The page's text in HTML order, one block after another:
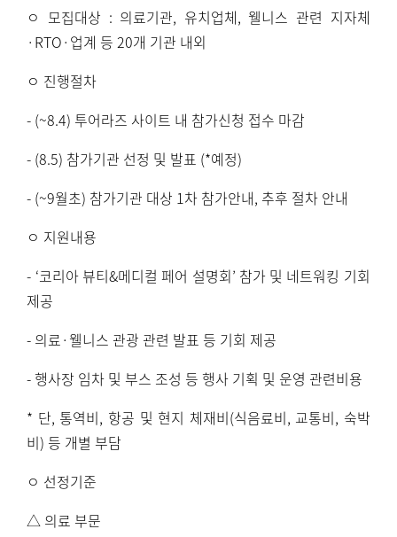
ㅇ 모집대상 : 의료기관, 유치업체, 웰니스 관련 지자체
·RTO· 업계 등20개 기관 내외
ㅇ 진행절차
- (~8.4) 투어라즈 사이트 내 참가신청 접수 마감
- (8.5) 참가기관 선정 및 발표 (*예정)
- (~9월초) 참가기관 대상 1차 참가안내, 추후 절차 안내
ㅇ 지원내용
- ‘코리아 뷰티&메디컬 페어 설명회’ 참가 및 네트워킹 기회
제공
- 의료· 웰니스 관광 관련 발표 등 기회 제공
-행사장 임차 및 부스 조성 등 행사 기획 및 운영 관련비용
* 단, 통역비, 항공 및 현지 체재비(식음료비, 교통비, 숙박
비) 등 개별 부담
ㅇ 선정기준
△ 의료 부문